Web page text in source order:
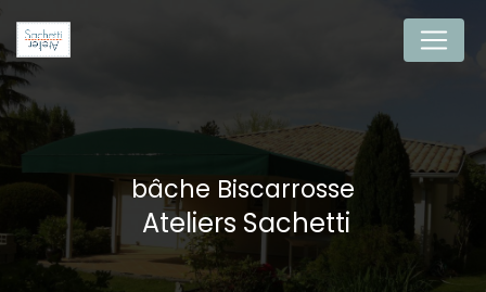
bâche Biscarrosse
Ateliers Sachetti